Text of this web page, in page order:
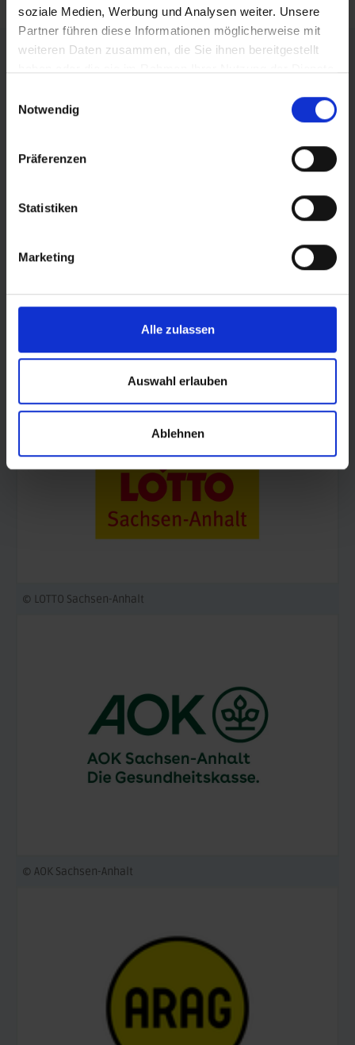
soziale Medien, Werbung und Analysen weiter. Unsere
Partner führen diese Informationen möglicherweise mit
weiteren Daten zusammen, die Sie ihnen bereitgestellt
Notwendig
Präferenzen
Statistiken
Marketing
Alle zulassen
Auswahl erlauben
Ablehnen
FÖRDERER DES SPORTS IN SACHSEN-ANHALT
© LOTTO Sachsen-Anhalt
© AOK Sachsen-Anhalt